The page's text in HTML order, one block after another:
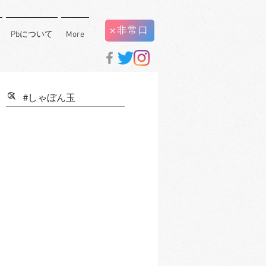
Pbについて More ×非常口